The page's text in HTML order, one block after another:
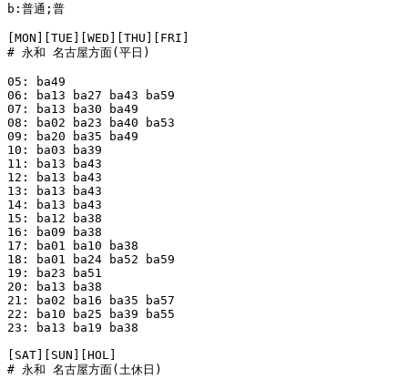
b:普通;普
[MON][TUE][WED][THU][FRI]
# 永和 名古屋方面(平日)
05: ba49
06: ba13 ba27 ba43 ba59
07: ba13 ba30 ba49
08: ba02 ba23 ba40 ba53
09: ba20 ba35 ba49
10: ba03 ba39
11: ba13 ba43
12: ba13 ba43
13: ba13 ba43
14: ba13 ba43
15: ba12 ba38
16: ba09 ba38
17: ba01 ba10 ba38
18: ba01 ba24 ba52 ba59
19: ba23 ba51
20: ba13 ba38
21: ba02 ba16 ba35 ba57
22: ba10 ba25 ba39 ba55
23: ba13 ba19 ba38
[SAT][SUN][HOL]
# 永和 名古屋方面(土休日)